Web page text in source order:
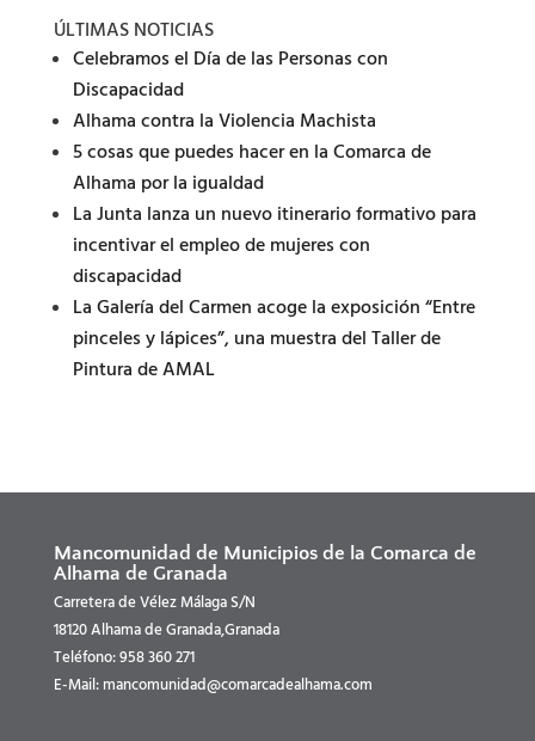
ÚLTIMAS NOTICIAS
Celebramos el Día de las Personas con
Discapacidad
Alhama contra la Violencia Machista
5 cosas que puedes hacer en la Comarca de
Alhama por la igualdad
La Junta lanza un nuevo itinerario formativo para
incentivar el empleo de mujeres con
discapacidad
La Galería del Carmen acoge la exposición “Entre
pinceles y lápices”, una muestra del Taller de
Pintura de AMAL
Mancomunidad de Municipios de la Comarca de
Alhama de Granada
Carretera de Vélez Málaga S/N
18120 Alhama de Granada,Granada
Teléfono: 958 360 271
E-Mail: mancomunidad@comarcadealhama.com